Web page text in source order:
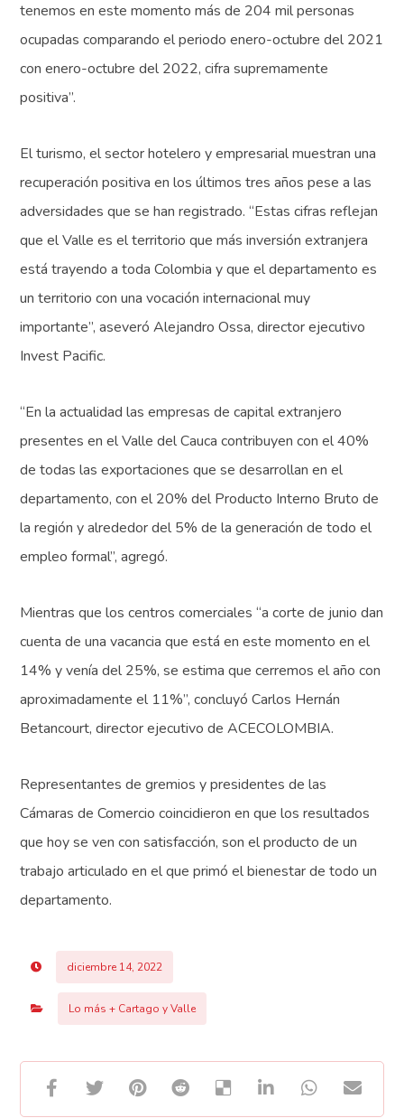
tenemos en este momento más de 204 mil personas
ocupadas comparando el periodo enero-octubre del 2021
con enero-octubre del 2022, cifra supremamente
positiva”.
El turismo, el sector hotelero y empresarial muestran una
recuperación positiva en los últimos tres años pese a las
adversidades que se han registrado. “Estas cifras reflejan
que el Valle es el territorio que más inversión extranjera
está trayendo a toda Colombia y que el departamento es
un territorio con una vocación internacional muy
importante”, aseveró Alejandro Ossa, director ejecutivo
Invest Pacific.
“En la actualidad las empresas de capital extranjero
presentes en el Valle del Cauca contribuyen con el 40%
de todas las exportaciones que se desarrollan en el
departamento, con el 20% del Producto Interno Bruto de
la región y alrededor del 5% de la generación de todo el
empleo formal”, agregó.
Mientras que los centros comerciales “a corte de junio dan
cuenta de una vacancia que está en este momento en el
14% y venía del 25%, se estima que cerremos el año con
aproximadamente el 11%”, concluyó Carlos Hernán
Betancourt, director ejecutivo de ACECOLOMBIA.
Representantes de gremios y presidentes de las
Cámaras de Comercio coincidieron en que los resultados
que hoy se ven con satisfacción, son el producto de un
trabajo articulado en el que primó el bienestar de todo un
departamento.
diciembre 14, 2022
Lo más + Cartago y Valle